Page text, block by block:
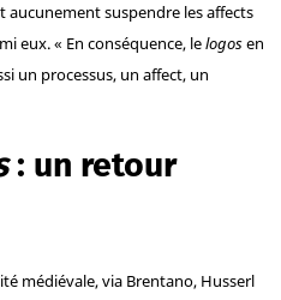
aucunement suspendre les affects
eux. « En conséquence, lelogosen
un processus, un affect, un
: un retour
médiévale, via Brentano, Husserl